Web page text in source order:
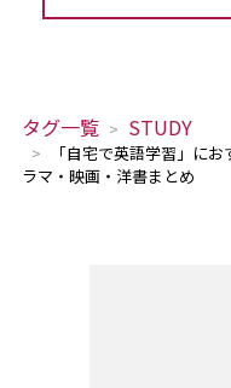
タグ一覧 STUDY
「自宅で英語学習」に
ラマ・映画・洋書まとめ